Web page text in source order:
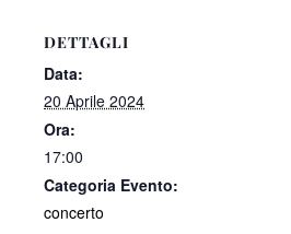
DETTAGLI
Data:
20 Aprile 2024
Ora:
17:00
Categoria Evento:
concerto